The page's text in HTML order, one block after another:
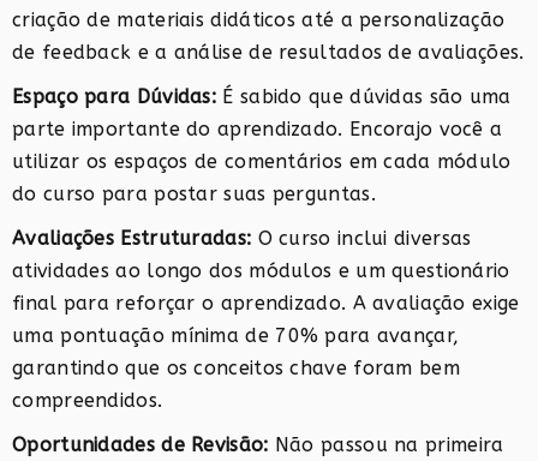
criação de materiais didáticos até a personalização
de feedback e a análise de resultados de avaliações.
Espaço para Dúvidas: É sabido que dúvidas são uma
parte importante do aprendizado. Encorajo você a
utilizar os espaços de comentários em cada módulo
do curso para postar suas perguntas.
Avaliações Estruturadas: O curso inclui diversas
atividades ao longo dos módulos e um questionário
final para reforçar o aprendizado. A avaliação exige
uma pontuação mínima de 70% para avançar,
garantindo que os conceitos chave foram bem
compreendidos.
Oportunidades de Revisão: Não passou na primeira